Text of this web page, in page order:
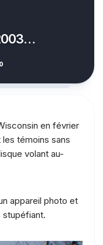
en février
témoins sans
volant au-
appareil photo et
stupéfiant.